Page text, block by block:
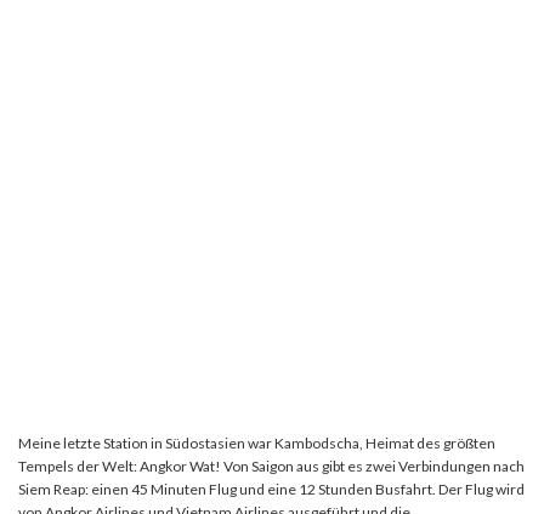
Meine letzte Station in Südostasien war Kambodscha, Heimat des größten
Tempels der Welt: Angkor Wat! Von Saigon aus gibt es zwei Verbindungen nach
Siem Reap: einen 45 Minuten Flug und eine 12 Stunden Busfahrt. Der Flug wird